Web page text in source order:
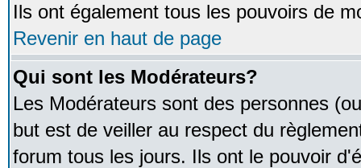
Ils ont également tous les pouvoirs de
Revenir en haut de page
Qui sont les Modérateurs?
Les Modérateurs sont des personnes
but est de veiller au respect du
forum tous les jours. Ils ont le pouvoir